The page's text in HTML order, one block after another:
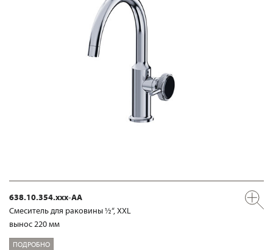
638.10.354.xxx-AA
Смеситель для раковины ½“, XXL
вынос 220 мм
ПОДРОБНО